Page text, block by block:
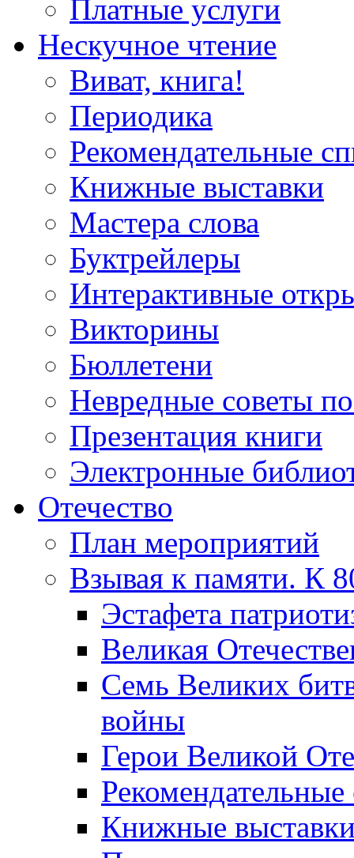
Платные услуги
Нескучное чтение
Виват, книга!
Периодика
Рекомендательные
Книжные выставки
Мастера слова
Буктрейлеры
Интерактивные
Викторины
Бюллетени
Невредные советы
Презентация книги
Электронные
Отечество
План мероприятий
Взывая к памяти. К
Эcтафета
Великая
Семь Великих
войны
Герои Великой
Рекомендательные
Книжные